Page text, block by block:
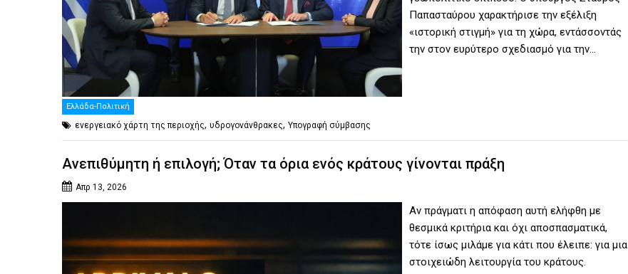
Παπασταύρου χαρακτήρισε την εξέλιξη
«ιστορική στιγμή» για τη χώρα, εντάσσοντάς
την στον ευρύτερο σχεδιασμό για την…
Ελλάδα-Πολιτική
ενεργειακό χάρτη της περιοχής, υδρογονάνθρακες, Υπογραφή σύμβασης
Ανεπιθύμητη ή επιλογή; Όταν τα όρια ενός κράτους γίνονται πράξη
Απρ 13, 2026
Αν πράγματι η απόφαση αυτή ελήφθη με
θεσμικά κριτήρια και όχι αποσπασματικά,
τότε ίσως μιλάμε για κάτι που έλειπε: για μια
στοιχειώδη λειτουργία του κράτους.